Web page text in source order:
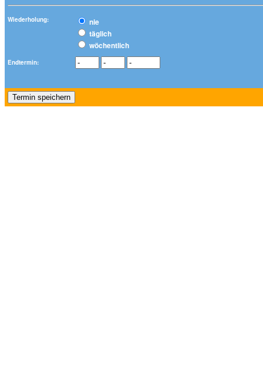
Wiederholung:
nie
täglich
wöchentlich
Endtermin: